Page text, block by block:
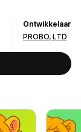
Ontwikkelaar
PROBO, LTD